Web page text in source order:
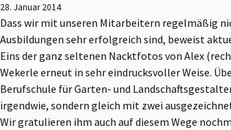
28. Januar 2014
Dass wir mit unseren Mitarbeitern regelmäßig
Ausbildungen sehr erfolgreich sind, beweist
Eins der ganz seltenen Nacktfotos von Alex
Wekerle erneut in sehr eindrucksvoller Weise.
Berufschule für Garten- und
irgendwie, sondern gleich mit zwei
Wir gratulieren ihm auch auf diesem Wege